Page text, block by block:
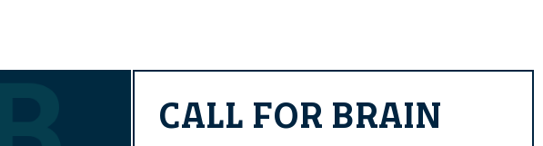
CALL FOR BRAIN